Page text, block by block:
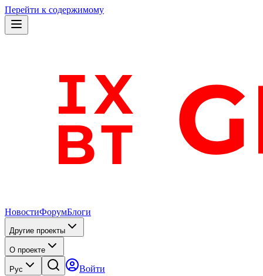
Перейти к содержимому
НовостиФорумБлоги
Другие проекты
О проекте
Рус Войти